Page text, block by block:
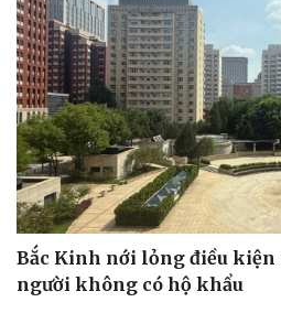
Bắc Kinh nới lỏng điều kiện
người không có hộ khẩu